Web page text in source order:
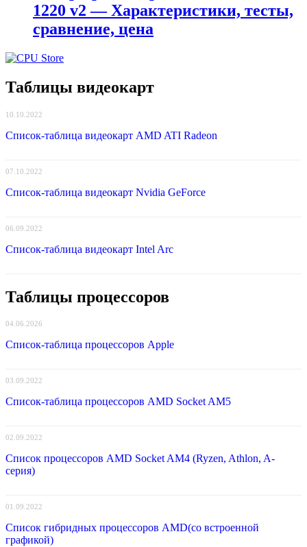
1220 v2 — Характеристики, тесты,
сравнение, цена
Таблицы видеокарт
10.10.2022
Список-таблица видеокарт AMD ATI Radeon
07.10.2022
Список-таблица видеокарт Nvidia GeForce
06.09.2022
Список-таблица видеокарт Intel Arc
Таблицы процессоров
04.06.2026
Список-таблица процессоров Apple
03.09.2022
Список-таблица процессоров AMD Socket AM5
02.09.2022
Список процессоров AMD Socket AM4 (Ryzen, Athlon, A-
серия)
01.09.2022
Список гибридных процессоров AMD(со встроенной
графикой)